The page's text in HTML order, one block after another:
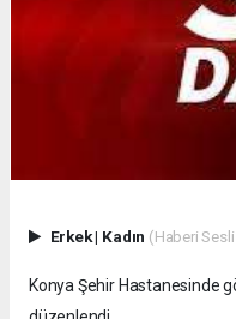
Erkek| Kadın (Haberi
Konya Şehir Hastanesinde